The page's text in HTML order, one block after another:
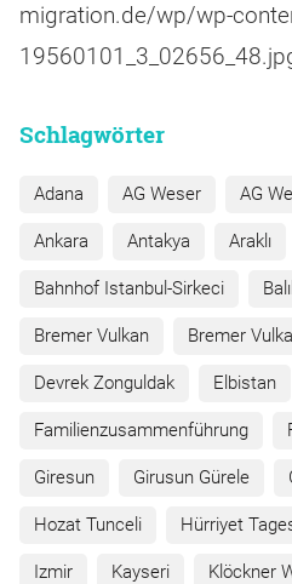
migration.de/wp/wp-
Schlagwörter
Adana AG Weser AG
Ankara Antakya Araklı
Bahnhof Istanbul-Sirkeci
Bremer Vulkan Bremer
Devrek Zonguldak Elbistan
Familienzusammenführung
Giresun Girusun Gürele
Hozat Tunceli Hürriyet
Izmir Kayseri Klöckner